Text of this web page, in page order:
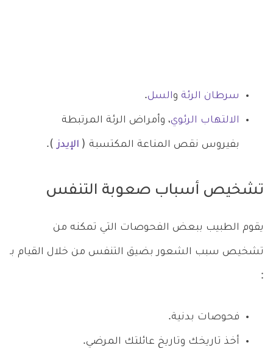
سرطان الرئة والسل.
الالتهاب الرئوي، وأمراض الرئة المرتبطة
بفيروس نقص المناعة المكتسبة ( الإيدز).
تشخيص أسباب صعوبة التنفس
يقوم الطبيب ببعض الفحوصات التي تمكنه من
تشخيص سبب الشعور بضيق التنفس من خلال القيام بـ
:
فحوصات بدنية.
أخذ تاريخك وتاريخ عائلتك المرضي.